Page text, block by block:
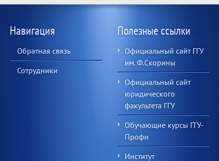
Навигация
Обратная связь
Сотрудники
Полезные ссылки
Официальный сайт ГГУ
им. Ф.Скорины
Официальный сайт
юридического
факультета ГГУ
Обучающие курсы ГГУ-
Профи
Институт